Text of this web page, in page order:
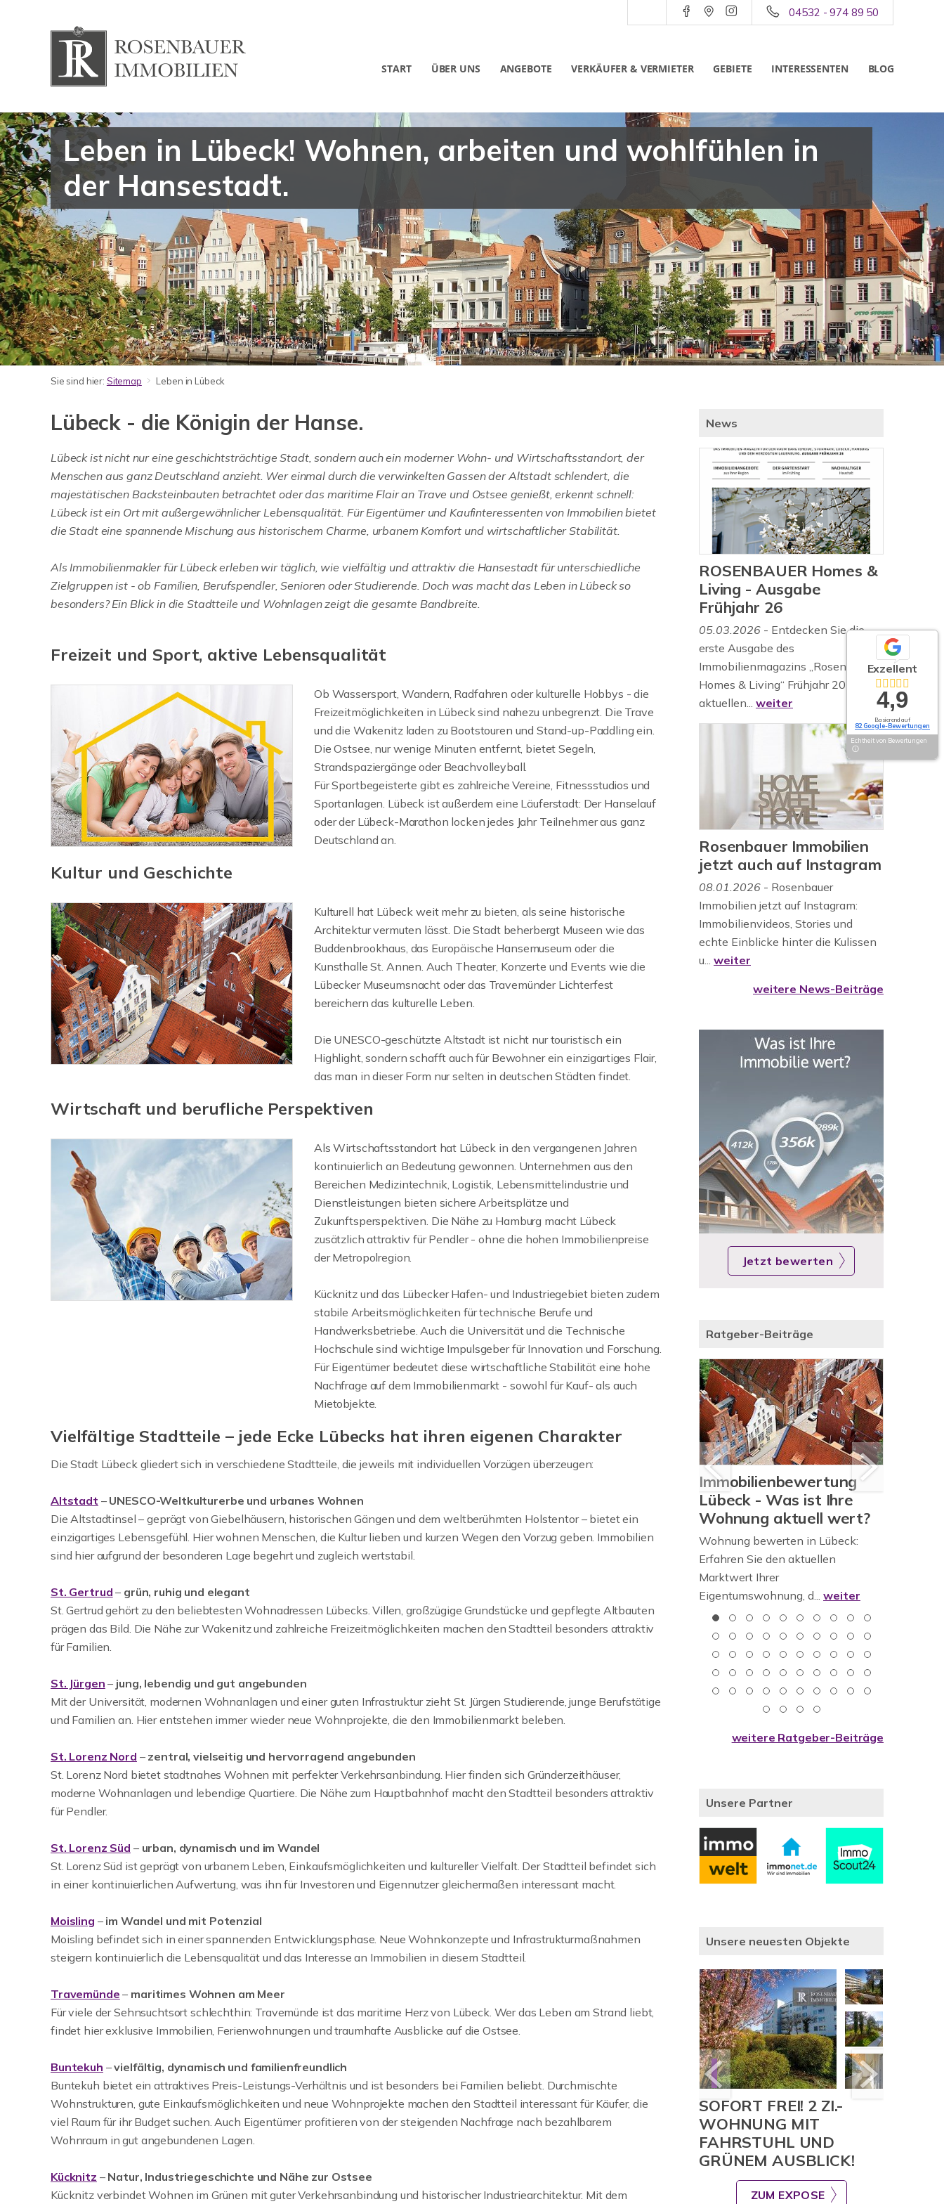
04532 - 974 89 50
START ÜBER UNS ANGEBOTE VERKÄUFER & VERMIETER GEBIETE INTERESSENTEN BLOG
Leben in Lübeck! Wohnen, arbeiten und wohlfühlen in
der Hansestadt.
Sie sind hier: Sitemap Leben in Lübeck
Lübeck - die Königin der Hanse.
Lübeck ist nicht nur eine geschichtsträchtige Stadt, sondern auch ein moderner Wohn- und Wirtschaftsstandort, der
Menschen aus ganz Deutschland anzieht. Wer einmal durch die verwinkelten Gassen der Altstadt schlendert, die
majestätischen Backsteinbauten betrachtet oder das maritime Flair an Trave und Ostsee genießt, erkennt schnell:
Lübeck ist ein Ort mit außergewöhnlicher Lebensqualität. Für Eigentümer und Kaufinteressenten von Immobilien bietet
die Stadt eine spannende Mischung aus historischem Charme, urbanem Komfort und wirtschaftlicher Stabilität.
Als Immobilienmakler für Lübeck erleben wir täglich, wie vielfältig und attraktiv die Hansestadt für unterschiedliche
Zielgruppen ist - ob Familien, Berufspendler, Senioren oder Studierende. Doch was macht das Leben in Lübeck so
besonders? Ein Blick in die Stadtteile und Wohnlagen zeigt die gesamte Bandbreite.
Freizeit und Sport, aktive Lebensqualität
Ob Wassersport, Wandern, Radfahren oder kulturelle Hobbys - die
Freizeitmöglichkeiten in Lübeck sind nahezu unbegrenzt. Die Trave
und die Wakenitz laden zu Bootstouren und Stand-up-Paddling ein.
Die Ostsee, nur wenige Minuten entfernt, bietet Segeln,
Strandspaziergänge oder Beachvolleyball.
Für Sportbegeisterte gibt es zahlreiche Vereine, Fitnessstudios und
Sportanlagen. Lübeck ist außerdem eine Läuferstadt: Der Hanselauf
oder der Lübeck-Marathon locken jedes Jahr Teilnehmer aus ganz
Deutschland an.
Kultur und Geschichte
Kulturell hat Lübeck weit mehr zu bieten, als seine historische
Architektur vermuten lässt. Die Stadt beherbergt Museen wie das
Buddenbrookhaus, das Europäische Hansemuseum oder die
Kunsthalle St. Annen. Auch Theater, Konzerte und Events wie die
Lübecker Museumsnacht oder das Travemünder Lichterfest
bereichern das kulturelle Leben.
Die UNESCO-geschützte Altstadt ist nicht nur touristisch ein
Highlight, sondern schafft auch für Bewohner ein einzigartiges Flair,
das man in dieser Form nur selten in deutschen Städten findet.
Wirtschaft und berufliche Perspektiven
Als Wirtschaftsstandort hat Lübeck in den vergangenen Jahren
kontinuierlich an Bedeutung gewonnen. Unternehmen aus den
Bereichen Medizintechnik, Logistik, Lebensmittelindustrie und
Dienstleistungen bieten sichere Arbeitsplätze und
Zukunftsperspektiven. Die Nähe zu Hamburg macht Lübeck
zusätzlich attraktiv für Pendler - ohne die hohen Immobilienpreise
der Metropolregion.
Kücknitz und das Lübecker Hafen- und Industriegebiet bieten zudem
stabile Arbeitsmöglichkeiten für technische Berufe und
Handwerksbetriebe. Auch die Universität und die Technische
Hochschule sind wichtige Impulsgeber für Innovation und Forschung.
Für Eigentümer bedeutet diese wirtschaftliche Stabilität eine hohe
Nachfrage auf dem Immobilienmarkt - sowohl für Kauf- als auch
Mietobjekte.
Vielfältige Stadtteile – jede Ecke Lübecks hat ihren eigenen Charakter
Die Stadt Lübeck gliedert sich in verschiedene Stadtteile, die jeweils mit individuellen Vorzügen überzeugen:
Altstadt – UNESCO-Weltkulturerbe und urbanes Wohnen
Die Altstadtinsel – geprägt von Giebelhäusern, historischen Gängen und dem weltberühmten Holstentor – bietet ein
einzigartiges Lebensgefühl. Hier wohnen Menschen, die Kultur lieben und kurzen Wegen den Vorzug geben. Immobilien
sind hier aufgrund der besonderen Lage begehrt und zugleich wertstabil.
St. Gertrud – grün, ruhig und elegant
St. Gertrud gehört zu den beliebtesten Wohnadressen Lübecks. Villen, großzügige Grundstücke und gepflegte Altbauten
prägen das Bild. Die Nähe zur Wakenitz und zahlreiche Freizeitmöglichkeiten machen den Stadtteil besonders attraktiv
für Familien.
St. Jürgen – jung, lebendig und gut angebunden
Mit der Universität, modernen Wohnanlagen und einer guten Infrastruktur zieht St. Jürgen Studierende, junge Berufstätige
und Familien an. Hier entstehen immer wieder neue Wohnprojekte, die den Immobilienmarkt beleben.
St. Lorenz Nord – zentral, vielseitig und hervorragend angebunden
St. Lorenz Nord bietet stadtnahes Wohnen mit perfekter Verkehrsanbindung. Hier finden sich Gründerzeithäuser,
moderne Wohnanlagen und lebendige Quartiere. Die Nähe zum Hauptbahnhof macht den Stadtteil besonders attraktiv
für Pendler.
St. Lorenz Süd – urban, dynamisch und im Wandel
St. Lorenz Süd ist geprägt von urbanem Leben, Einkaufsmöglichkeiten und kultureller Vielfalt. Der Stadtteil befindet sich
in einer kontinuierlichen Aufwertung, was ihn für Investoren und Eigennutzer gleichermaßen interessant macht.
Moisling – im Wandel und mit Potenzial
Moisling befindet sich in einer spannenden Entwicklungsphase. Neue Wohnkonzepte und Infrastrukturmaßnahmen
steigern kontinuierlich die Lebensqualität und das Interesse an Immobilien in diesem Stadtteil.
Travemünde – maritimes Wohnen am Meer
Für viele der Sehnsuchtsort schlechthin: Travemünde ist das maritime Herz von Lübeck. Wer das Leben am Strand liebt,
findet hier exklusive Immobilien, Ferienwohnungen und traumhafte Ausblicke auf die Ostsee.
Buntekuh –vielfältig, dynamisch und familienfreundlich
Buntekuh bietet ein attraktives Preis-Leistungs-Verhältnis und ist besonders bei Familien beliebt. Durchmischte
Wohnstrukturen, gute Einkaufsmöglichkeiten und neue Wohnprojekte machen den Stadtteil interessant für Käufer, die
viel Raum für ihr Budget suchen. Auch Eigentümer profitieren von der steigenden Nachfrage nach bezahlbarem
Wohnraum in gut angebundenen Lagen.
Kücknitz – Natur, Industriegeschichte und Nähe zur Ostsee
Kücknitz verbindet Wohnen im Grünen mit guter Verkehrsanbindung und historischer Industriearchitektur. Mit dem
News
ROSENBAUER Homes &
Living - Ausgabe
Frühjahr 26
05.03.2026 - Entdecken Sie die
erste Ausgabe des
Immobilienmagazins „Rosenbauer
Homes & Living“ Frühjahr 2026 mit
aktuellen... weiter
Rosenbauer Immobilien
jetzt auch auf Instagram
08.01.2026 - Rosenbauer
Immobilien jetzt auf Instagram:
Immobilienvideos, Stories und
echte Einblicke hinter die Kulissen
u... weiter
weitere News-Beiträge
Jetzt bewerten
Ratgeber-Beiträge
Hamburg und dem
Umland
weiter
Immobilienbewertung
Lübeck - Was ist Ihre
Wohnung aktuell wert?
Wohnung bewerten in Lübeck:
Erfahren Sie den aktuellen
Marktwert Ihrer
Eigentumswohnung, d... weiter
weitere Ratgeber-Beiträge
Unsere Partner
Unsere neuesten Objekte
RESERVIERT
ALTES HAUS. NEUE
IDEEN. GROSSES
ZUM EXPOSE
MODERNISIERTE
HAUSHÄLFTE MIT PV-
ZUM EXPOSE
SOFORT FREI! 2 ZI.-
WOHNUNG MIT
FAHRSTUHL UND
GRÜNEM AUSBLICK!
ZUM EXPOSE
Exzellent
4,9
Basierend auf
82 Google-Bewertungen
Echtheit von Bewertungen